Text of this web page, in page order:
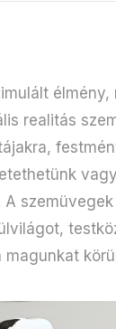
realitás
A
magunkat